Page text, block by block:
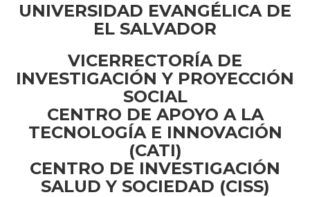
UNIVERSIDAD EVANGÉLICA DE
EL SALVADOR
VICERRECTORÍA DE
INVESTIGACIÓN Y PROYECCIÓN
SOCIAL
CENTRO DE APOYO A LA
TECNOLOGÍA E INNOVACIÓN
(CATI)
CENTRO DE INVESTIGACIÓN
SALUD Y SOCIEDAD (CISS)